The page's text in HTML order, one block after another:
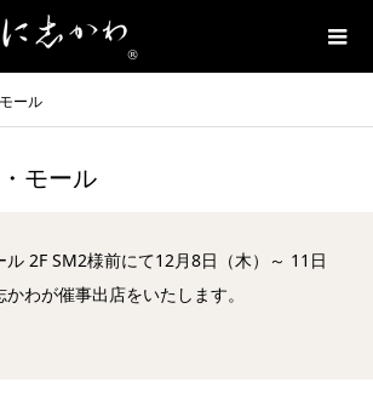
ール
モール
ル 2F SM2様前にて12月8日（木）～ 11日
かわが催事出店をいたします。